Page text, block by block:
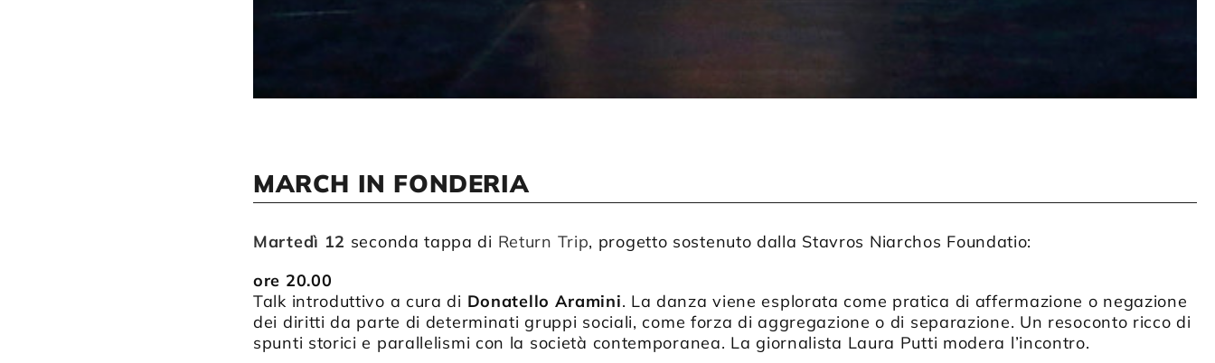
MARCH IN FONDERIA
Martedì 12 seconda tappa di Return Trip, progetto sostenuto dalla Stavros Niarchos Foundatio:
ore 20.00
Talk introduttivo a cura di Donatello Aramini. La danza viene esplorata come pratica di affermazione o negazione
dei diritti da parte di determinati gruppi sociali, come forza di aggregazione o di separazione. Un resoconto ricco di
spunti storici e parallelismi con la società contemporanea. La giornalista Laura Putti modera l’incontro.